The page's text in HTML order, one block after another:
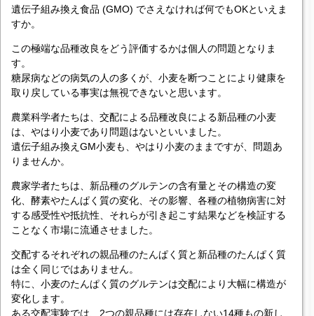
遺伝子組み換え食品 (GMO) でさえなければ何でもOKといえま
すか。
この極端な品種改良をどう評価するかは個人の問題となりま
す。
糖尿病などの病気の人の多くが、小麦を断つことにより健康を
取り戻している事実は無視できないと思います。
農業科学者たちは、交配による品種改良による新品種の小麦
は、やはり小麦であり問題はないといいました。
遺伝子組み換えGM小麦も、やはり小麦のままですが、問題あ
りませんか。
農家学者たちは、新品種のグルテンの含有量とその構造の変
化、酵素やたんぱく質の変化、その影響、各種の植物病害に対
する感受性や抵抗性、それらが引き起こす結果などを検証する
ことなく市場に流通させました。
交配するそれぞれの親品種のたんぱく質と新品種のたんぱく質
は全く同じではありません。
特に、小麦のたんぱく質のグルテンは交配により大幅に構造が
変化します。
ある交配実験では、2つの親品種には存在しない14種もの新し